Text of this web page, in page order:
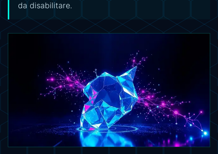
da disabilitare.